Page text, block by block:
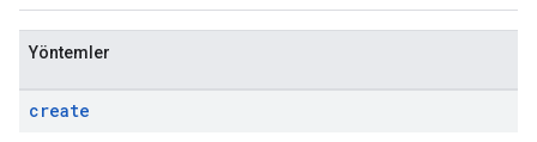
Yöntemler
create